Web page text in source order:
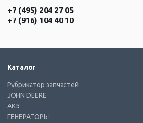
+7 (495) 204 27 05
+7 (916) 104 40 10
Каталог
Рубрикатор запчастей
JOHN DEERE
АКБ
ГЕНЕРАТОРЫ